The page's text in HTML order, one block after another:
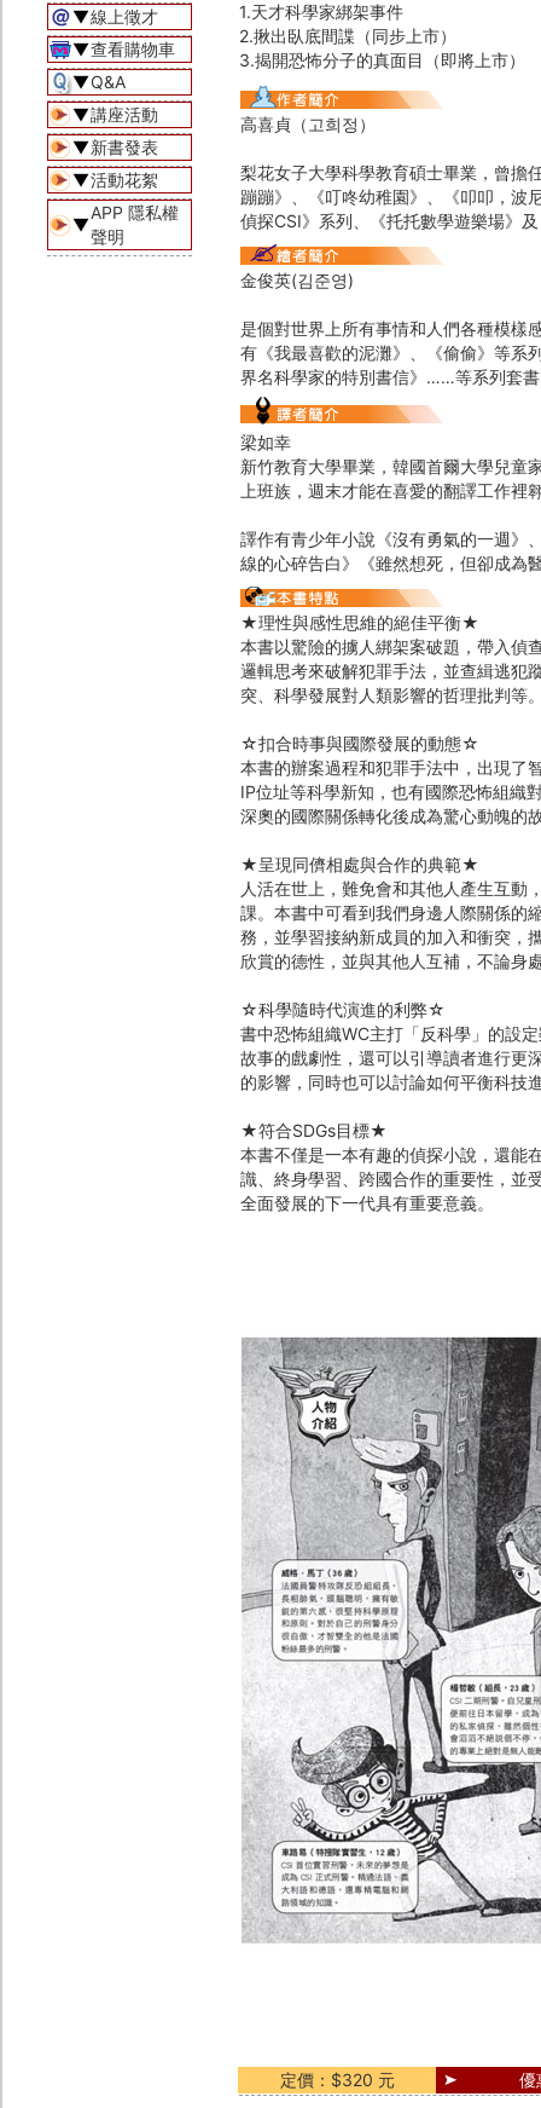
▼線上徵才
▼查看購物車
▼Q&A
▼講座活動
▼新書發表
▼活動花絮
▼
APP 隱私權
聲明
1.天才科學家綁架事件
2.揪出臥底間諜（同步上市）
3.揭開恐怖分子的真面目（即將上市）
高喜貞（고희정）
梨花女子大學科學教育碩士畢業，曾擔
蹦蹦》、《叮咚幼稚園》、《叩叩，
偵探CSI》系列、《托托數學遊樂場》
金俊英(김준영)
是個對世界上所有事情和人們各種模樣
有《我最喜歡的泥灘》、《偷偷》等系
界名科學家的特別書信》……等系列套
梁如幸
新竹教育大學畢業，韓國首爾大學兒童
上班族，週末才能在喜愛的翻譯工作
譯作有青少年小說《沒有勇氣的一週》
線的心碎告白》《雖然想死，但卻成為
★理性與感性思維的絕佳平衡★
本書以驚險的擄人綁架案破題，帶入偵
邏輯思考來破解犯罪手法，並查緝逃犯
突、科學發展對人類影響的哲理批判等
☆扣合時事與國際發展的動態☆
本書的辦案過程和犯罪手法中，出現了
IP位址等科學新知，也有國際恐怖組織
深奧的國際關係轉化後成為驚心動魄的
★呈現同儕相處與合作的典範★
人活在世上，難免會和其他人產生互動
課。本書中可看到我們身邊人際關係的
務，並學習接納新成員的加入和衝突
欣賞的德性，並與其他人互補，不論身
☆科學隨時代演進的利弊☆
書中恐怖組織WC主打「反科學」的設
故事的戲劇性，還可以引導讀者進行更
的影響，同時也可以討論如何平衡科技
★符合SDGs目標★
本書不僅是一本有趣的偵探小說，還能
識、終身學習、跨國合作的重要性，並
全面發展的下一代具有重要意義。
定價：$320 元 優